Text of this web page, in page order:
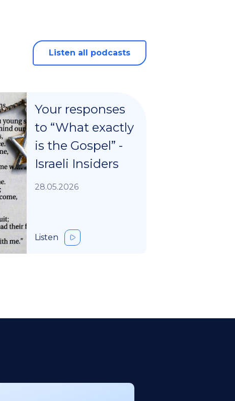
Listen all podcasts
Your responses
to “What exactly
is the Gospel” -
Israeli Insiders
28.05.2026
Listen